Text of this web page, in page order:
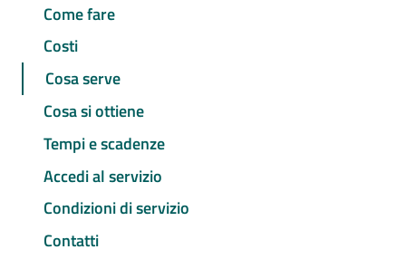
Come fare
Costi
Cosa serve
Cosa si ottiene
Tempi e scadenze
Accedi al servizio
Condizioni di servizio
Contatti